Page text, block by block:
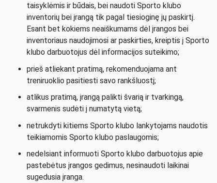
taisyklėmis ir būdais, bei naudoti Sporto klubo
inventorių bei įrangą tik pagal tiesioginę jų paskirtį.
Esant bet kokiems neaiškumams dėl įrangos bei
inventoriaus naudojimosi ar paskirties, kreiptis į Sporto
klubo darbuotojus dėl informacijos suteikimo;
prieš atliekant pratimą, rekomenduojama ant
treniruoklio pasitiesti savo rankšluostį;
atlikus pratimą, įrangą palikti švarią ir tvarkingą,
svarmenis sudėti į numatytą vietą;
netrukdyti kitiems Sporto klubo lankytojams naudotis
teikiamomis Sporto klubo paslaugomis;
nedelsiant informuoti Sporto klubo darbuotojus apie
pastebėtus įrangos gedimus, nesinaudoti laikinai
sugedusia įranga.